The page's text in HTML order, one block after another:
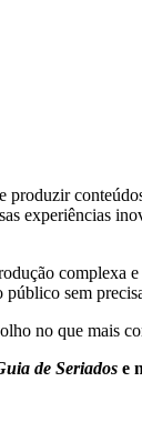
experiências
sem
no que mais
de Seriados e